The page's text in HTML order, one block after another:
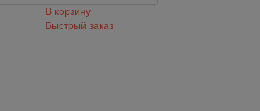
В корзину
Быстрый заказ